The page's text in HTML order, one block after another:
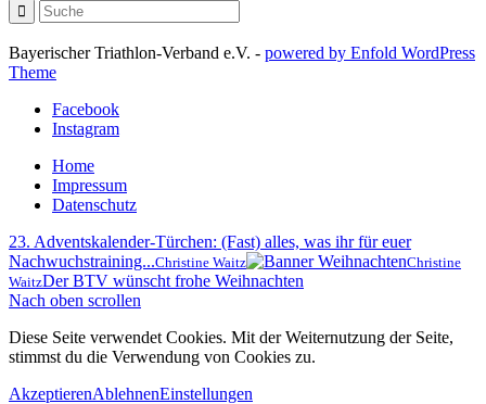
Bayerischer Triathlon-Verband e.V. - powered by Enfold WordPress
Theme
Facebook
Instagram
Home
Impressum
Datenschutz
23. Adventskalender-Türchen: (Fast) alles, was ihr für euer
Nachwuchstraining...Christine Waitz
Christine
WaitzDer BTV wünscht frohe Weihnachten
Nach oben scrollen
Diese Seite verwendet Cookies. Mit der Weiternutzung der Seite,
stimmst du die Verwendung von Cookies zu.
AkzeptierenAblehnenEinstellungen